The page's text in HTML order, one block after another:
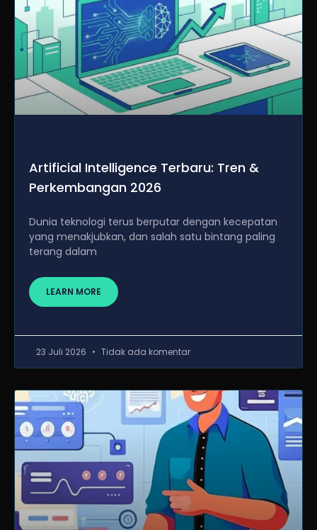
Artificial Intelligence Terbaru: Tren &
Perkembangan 2026
Dunia teknologi terus berputar dengan kecepatan
yang menakjubkan, dan salah satu bintang paling
terang dalam
LEARN MORE
23 Juli 2026 Tidak ada komentar